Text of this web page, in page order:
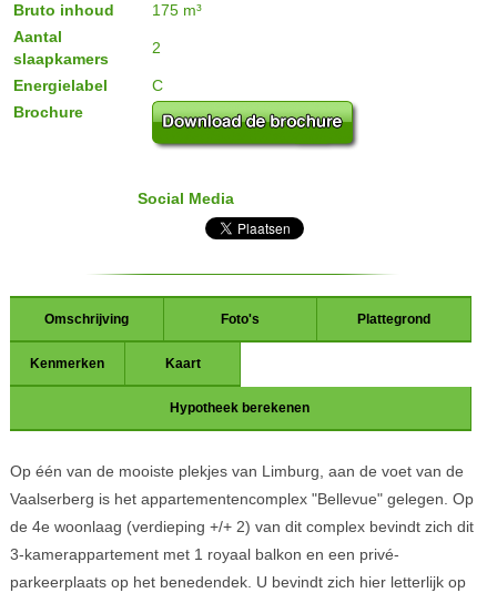
Bruto inhoud
175 m³
Aantal
slaapkamers
2
Energielabel
C
Brochure
Social Media
Omschrijving Foto's Plattegrond
Kenmerken Kaart
Hypotheek berekenen
Op één van de mooiste plekjes van Limburg, aan de voet van de
Vaalserberg is het appartementencomplex "Bellevue" gelegen. Op
de 4e woonlaag (verdieping +/+ 2) van dit complex bevindt zich dit
3-kamerappartement met 1 royaal balkon en een privé-
parkeerplaats op het benedendek. U bevindt zich hier letterlijk op